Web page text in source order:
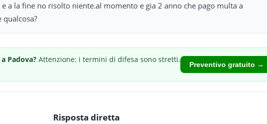
a la fine no risolto niente.al momento e gia 2 anno che pago multa a
qualcosa?
a Padova? Attenzione: i termini di difesa sono stretti.
Preventivo gratuito →
Risposta diretta